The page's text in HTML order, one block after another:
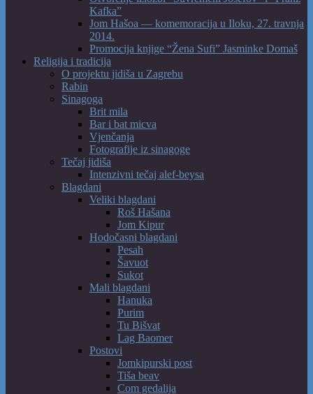
Kafka”
Jom Hašoa — komemoracija u Iloku, 27. travnja
2014.
Promocija knjige “Žena Sufi” Jasminke Domaš
Religija i tradicija
O projektu jidiša u Zagrebu
Rabin
Sinagoga
Brit mila
Bar i bat micva
Vjenčanja
Fotografije iz sinagoge
Tečaj jidiša
Intenzivni tečaj alef-beysa
Blagdani
Veliki blagdani
Roš Hašana
Jom Kipur
Hodočasni blagdani
Pesah
Šavuot
Sukot
Mali blagdani
Hanuka
Purim
Tu Bišvat
Lag Baomer
Postovi
Jomkipurski post
Tiša beav
Com gedalija